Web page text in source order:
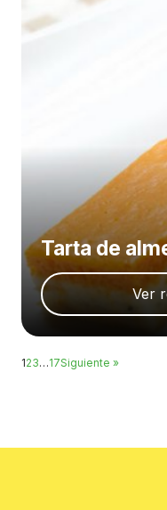
Tarta de
Ver
123…17Siguiente »